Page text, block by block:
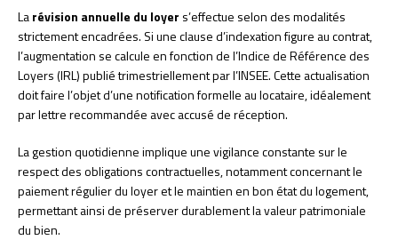
Larévision annuelle du loyer s’effectue selon des modalités
strictement encadrées. Si une clause d’indexation figure au contrat,
l’augmentation se calcule en fonction de l’Indice de Référence des
Loyers (IRL) publié trimestriellement par l’INSEE. Cette actualisation
doit faire l’objet d’une notification formelle au locataire, idéalement
par lettre recommandée avec accusé de réception.
La gestion quotidienne implique une vigilance constante sur le
respect des obligations contractuelles, notamment concernant le
paiement régulier du loyer et le maintien en bon état du logement,
permettant ainsi de préserver durablement la valeur patrimoniale
du bien.